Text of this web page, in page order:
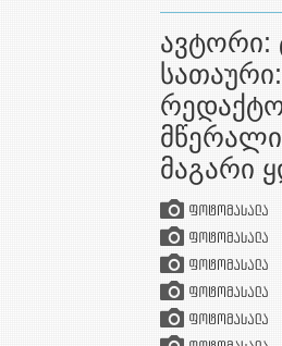
ავტორი:
მაგარი